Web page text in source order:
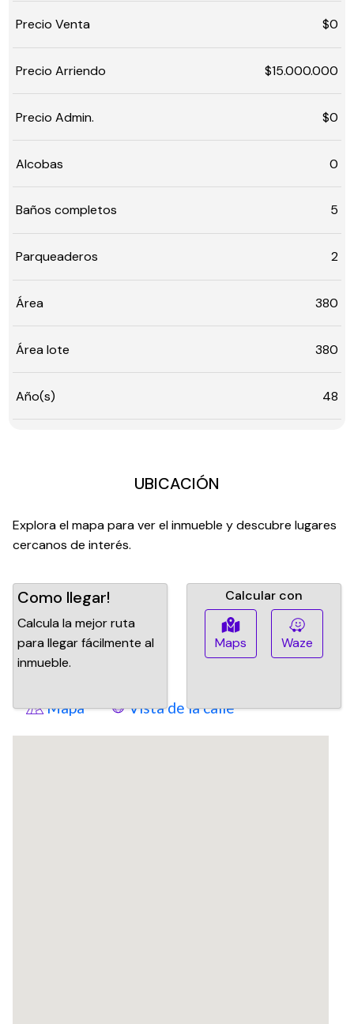
Precio Venta $0
Precio Arriendo $15.000.000
Precio Admin. $0
Alcobas 0
Baños completos 5
Parqueaderos 2
Área 380
Área lote 380
Año(s) 48
UBICACIÓN
Explora el mapa para ver el inmueble y descubre lugares
cercanos de interés.
Como llegar!
Calcula la mejor ruta
para llegar fácilmente al
inmueble.
Calcular con
Maps Waze
Mapa Vista de la calle